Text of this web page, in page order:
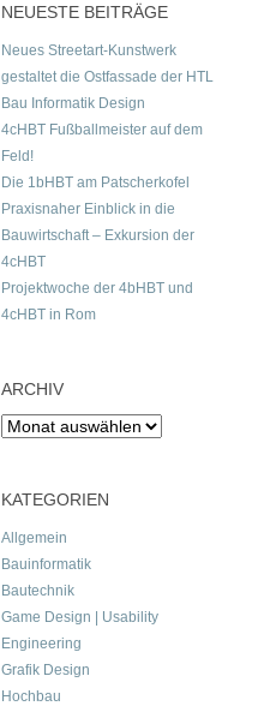
NEUESTE BEITRÄGE
Neues Streetart-Kunstwerk
gestaltet die Ostfassade der HTL
Bau Informatik Design
4cHBT Fußballmeister auf dem
Feld!
Die 1bHBT am Patscherkofel
Praxisnaher Einblick in die
Bauwirtschaft – Exkursion der
4cHBT
Projektwoche der 4bHBT und
4cHBT in Rom
ARCHIV
Archiv
KATEGORIEN
Allgemein
Bauinformatik
Bautechnik
Game Design | Usability
Engineering
Grafik Design
Hochbau